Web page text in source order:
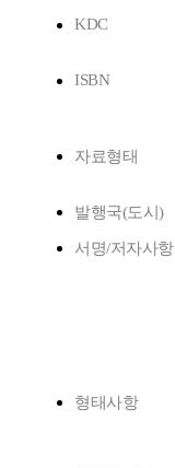
KDC
ISBN
자료형태
발행국(도시)
서명/저자사항
형태사항